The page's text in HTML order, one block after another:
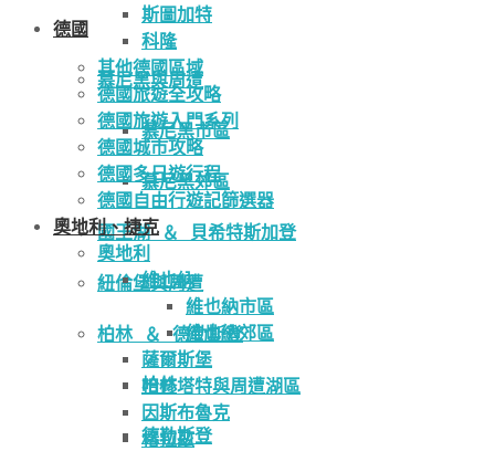
德國
慕尼黑與周遭
慕尼黑市區
慕尼黑郊區
國王湖 ＆ 貝希特斯加登
紐倫堡與周遭
柏林 ＆ 德勒斯登
柏林
德勒斯登
斯圖加特
科隆
其他德國區域
德國旅遊全攻略
德國旅遊入門系列
德國城市攻略
德國多日遊行程
德國自由行遊記篩選器
奧地利、捷克
奧地利
維也納
維也納市區
維也納郊區
薩爾斯堡
哈修塔特與周遭湖區
因斯布魯克
格拉茲